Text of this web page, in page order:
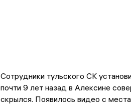
Сотрудники тульского СК
почти 9 лет назад в Алексине
скрылся. Появилось видео с